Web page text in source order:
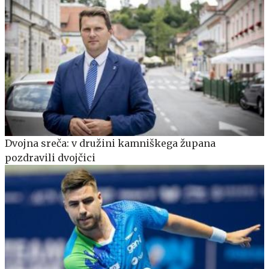
Dvojna sreča: v družini kamniškega župana
pozdravili dvojčici